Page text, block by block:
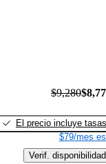
$9,280
El precio incluye tasas
$79/mes
Verif. disponibilidad